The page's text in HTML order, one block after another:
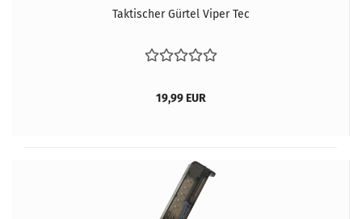
Taktischer Gürtel Viper Tec
19,99 EUR